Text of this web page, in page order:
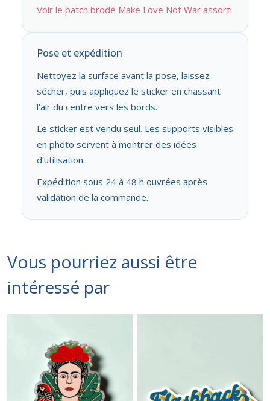
Voir le patch brodé Make Love Not War assorti
Pose et expédition
Nettoyez la surface avant la pose, laissez
sécher, puis appliquez le sticker en chassant
l’air du centre vers les bords.
Le sticker est vendu seul. Les supports visibles
en photo servent à montrer des idées
d’utilisation.
Expédition sous 24 à 48 h ouvrées après
validation de la commande.
Vous pourriez aussi être
intéressé par